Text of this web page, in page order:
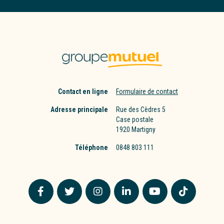
Contact en ligne Formulaire de contact
Adresse principale
Rue des Cèdres 5
Case postale
1920 Martigny
Téléphone 0848 803 111